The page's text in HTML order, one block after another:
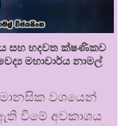
සහ හදවත ක්ෂණිකව
මහාචාර්ය නාමල්
වශයෙන්
වීමේ අවකාශය